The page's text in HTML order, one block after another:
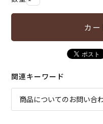
カー
関連キーワード
商品についてのお問い合